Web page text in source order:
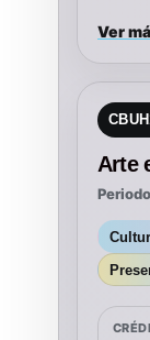
Este
la
todos
curso
polos
Ver
Arte